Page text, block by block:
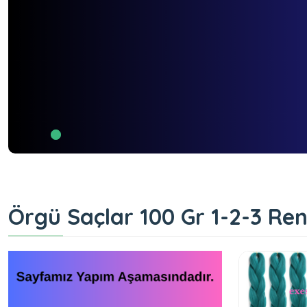
Örgü Saçlar 100 Gr 1-2-3